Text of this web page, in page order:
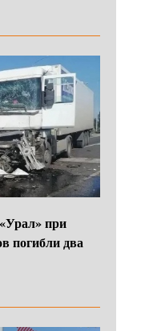
при
погибли два